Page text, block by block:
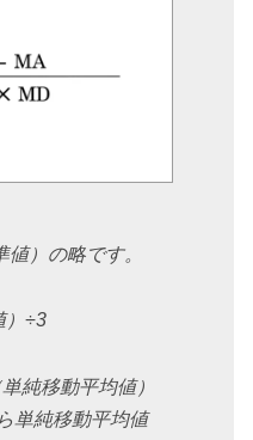
）の略です。
）÷3
純移動平均値）
単純移動平均値